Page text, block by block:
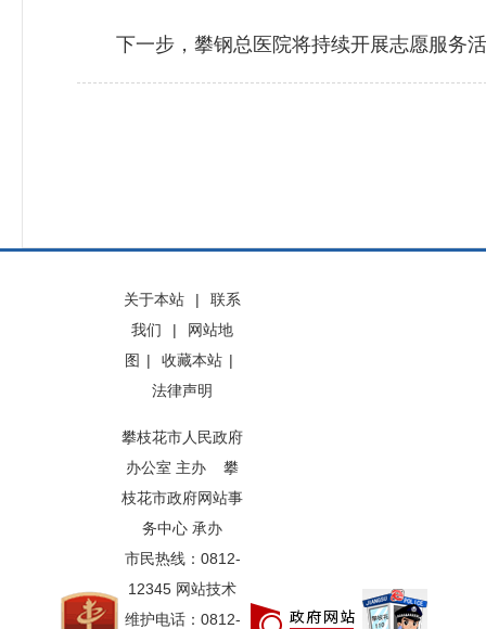
下一步，攀钢总医院将持续开展志愿服务活
关于本站 |
联系
我们
|
网站地
图 | 收藏本站 |
法律声明
攀枝花市人民政府
办公室 主办 攀
枝花市政府网站事
务中心 承办
市民热线：0812-
12345 网站技术
维护电话：0812-